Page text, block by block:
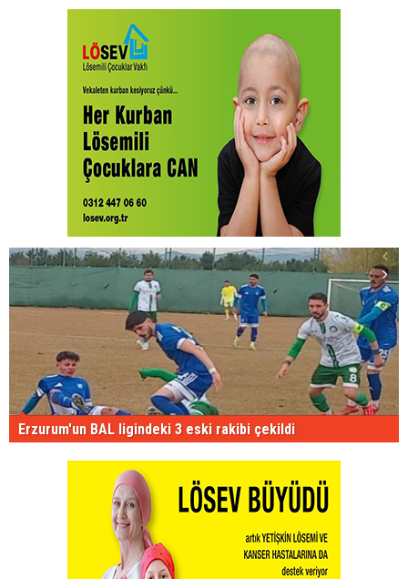
Erzurum'un BAL ligindeki 3 eski rakibi çekildi